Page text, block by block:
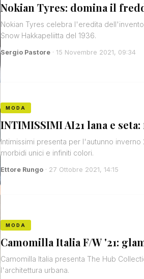
Nokian Tyres: domina il
Nokian Tyres celebra l'eredita
Snow Hakkapeliitta del 1936.
Sergio Pastore · 15 Novembre 2021, 09:34
MODA
INTIMISSIMI AI21 lana e
Intimissimi presenta per l'autunno
morbidi unici e infiniti colori.
Ettore Rungo · 27 Ottobre 2021, 14:15
MODA
Camomilla Italia F/W '21:
Camomilla Italia presenta The Hub
l'architettura urbana.